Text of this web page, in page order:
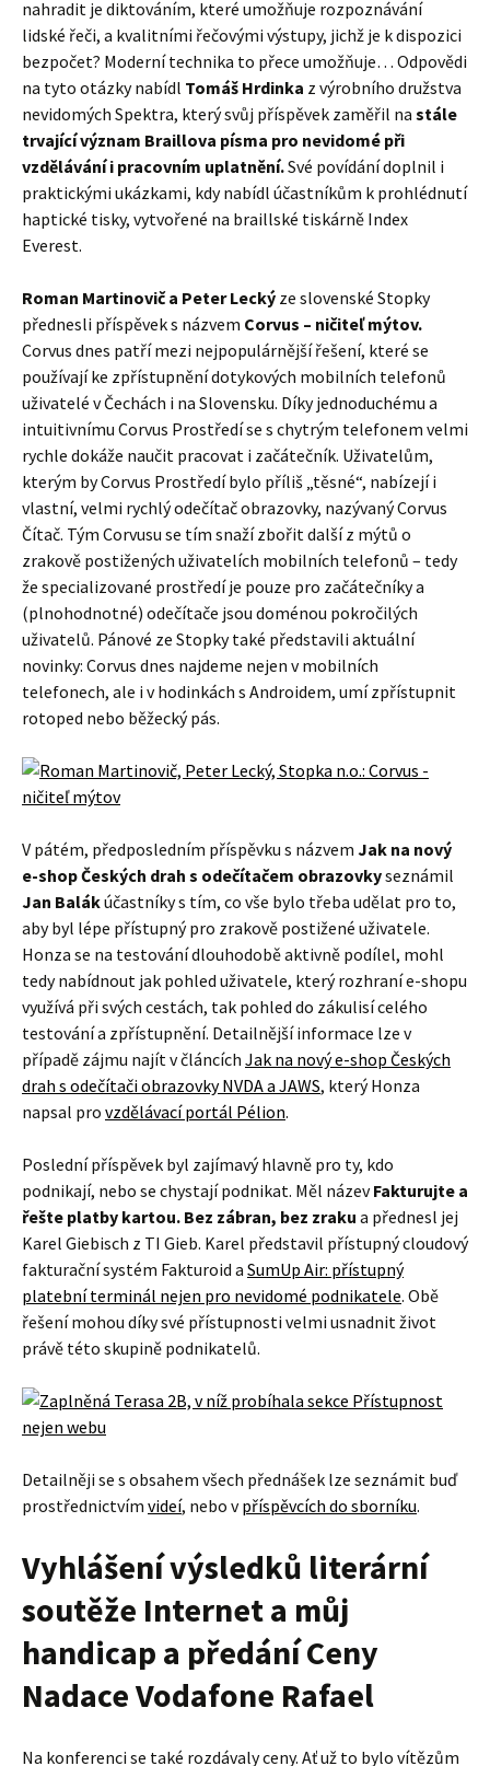
nahradit je diktováním, které umožňuje rozpoznávání
lidské řeči, a kvalitními řečovými výstupy, jichž je k dispozici
bezpočet? Moderní technika to přece umožňuje… Odpovědi
na tyto otázky nabídl Tomáš Hrdinka z výrobního družstva
nevidomých Spektra, který svůj příspěvek zaměřil na stále
trvající význam Braillova písma pro nevidomé při
vzdělávání i pracovním uplatnění.Své povídání doplnil i
praktickými ukázkami, kdy nabídl účastníkům k prohlédnutí
haptické tisky, vytvořené na braillské tiskárně Index
Everest.
Roman Martinovič a Peter Lecký ze slovenské Stopky
přednesli příspěvek s názvem Corvus – ničiteľ mýtov.
Corvus dnes patří mezi nejpopulárnější řešení, které se
používají ke zpřístupnění dotykových mobilních telefonů
uživatelé v Čechách i na Slovensku. Díky jednoduchému a
intuitivnímu Corvus Prostředí se s chytrým telefonem velmi
rychle dokáže naučit pracovat i začátečník. Uživatelům,
kterým by Corvus Prostředí bylo příliš „těsné“, nabízejí i
vlastní, velmi rychlý odečítač obrazovky, nazývaný Corvus
Čítač. Tým Corvusu se tím snaží zbořit další z mýtů o
zrakově postižených uživatelích mobilních telefonů – tedy
že specializované prostředí je pouze pro začátečníky a
(plnohodnotné) odečítače jsou doménou pokročilých
uživatelů. Pánové ze Stopky také představili aktuální
novinky: Corvus dnes najdeme nejen v mobilních
telefonech, ale i v hodinkách s Androidem, umí zpřístupnit
rotoped nebo běžecký pás.
V pátém, předposledním příspěvku s názvem Jak na nový
e-shop Českých drah s odečítačem obrazovkyseznámil
Jan Balákúčastníky s tím, co vše bylo třeba udělat pro to,
aby byl lépe přístupný pro zrakově postižené uživatele.
Honza se na testování dlouhodobě aktivně podílel, mohl
tedy nabídnout jak pohled uživatele, který rozhraní e-shopu
využívá při svých cestách, tak pohled do zákulisí celého
testování a zpřístupnění. Detailnější informace lze v
případě zájmu najít v článcích Jak na nový e-shop Českých
drah s odečítači obrazovky NVDA a JAWS, který Honza
napsal pro vzdělávací portál Pélion.
Poslední příspěvek byl zajímavý hlavně pro ty, kdo
podnikají, nebo se chystají podnikat. Měl názevFakturujte a
řešte platby kartou. Bez zábran, bez zraku a přednesl jej
Karel Giebisch z TI Gieb. Karel představil přístupný cloudový
fakturační systém Fakturoid a SumUp Air: přístupný
platební terminál nejen pro nevidomé podnikatele. Obě
řešení mohou díky své přístupnosti velmi usnadnit život
právě této skupině podnikatelů.
Detailněji se s obsahem všech přednášek lze seznámit buď
prostřednictvím videí, nebo vpříspěvcích do sborníku.
Vyhlášení výsledků literární
soutěže Internet a můj
handicap a předání Ceny
Nadace Vodafone Rafael
Na konferenci se také rozdávaly ceny. Ať už to bylo vítězům